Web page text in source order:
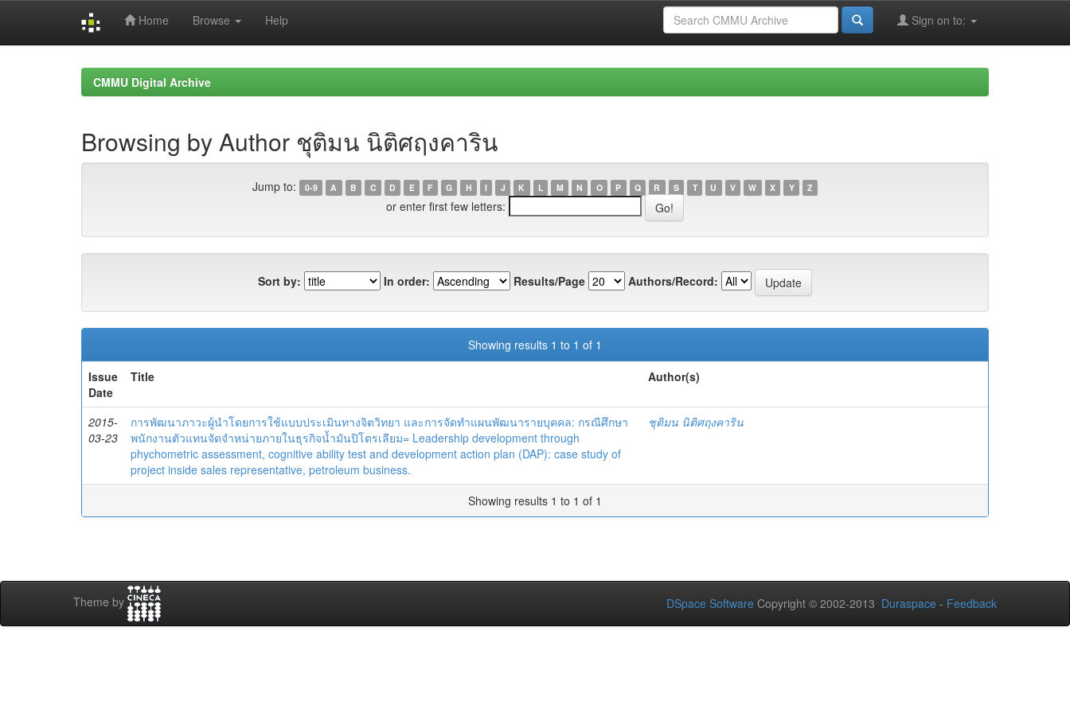
Home Browse Help Sign on to:
CMMU Digital Archive
Browsing by Author ชุติมน นิติศฤงคาริน
Jump to: 0-9 A B C D E F G H I J K L M N O P Q R S T U V W X Y Z
or enter first few letters:
Sort by: In order: Results/Page Authors/Record:
Showing results 1 to 1 of 1
Issue
Date
Title Author(s)
2015-
03-23
การพัฒนาภาวะผู้นำโดยการใช้แบบประเมินทางจิตวิทยา และการจัดทำแผนพัฒนารายบุคคล: กรณีศึกษา
พนักงานตัวแทนจัดจำหน่ายภายในธุรกิจน้ำมันปิโตรเลียม= Leadership development through
phychometric assessment, cognitive ability test and development action plan (DAP): case study of
project inside sales representative, petroleum business.
ชุติมน นิติศฤงคาริน
Showing results 1 to 1 of 1
Theme by DSpace Software Copyright © 2002-2013 Duraspace - Feedback